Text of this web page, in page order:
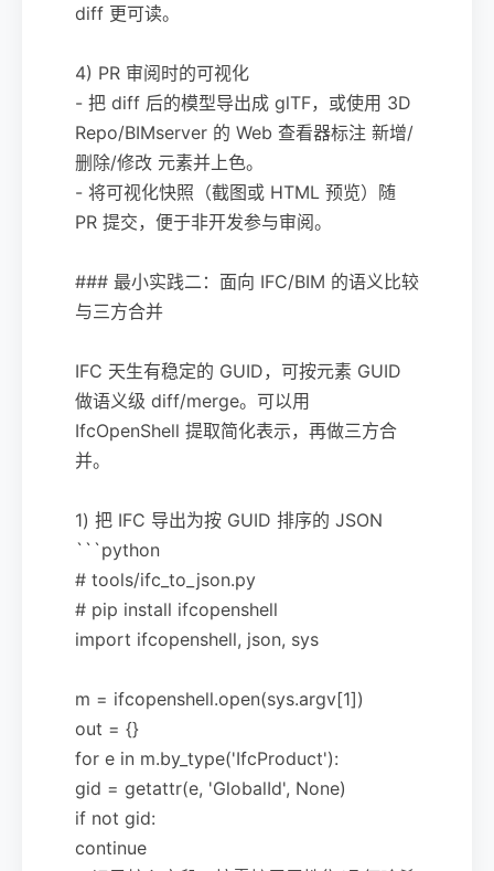
diff 更可读。
4) PR 审阅时的可视化
- 把 diff 后的模型导出成 glTF，或使用 3D
Repo/BIMserver 的 Web 查看器标注 新增/
删除/修改 元素并上色。
- 将可视化快照（截图或 HTML 预览）随
PR 提交，便于非开发参与审阅。
### 最小实践二：面向 IFC/BIM 的语义比较
与三方合并
IFC 天生有稳定的 GUID，可按元素 GUID
做语义级 diff/merge。可以用
IfcOpenShell 提取简化表示，再做三方合
并。
1) 把 IFC 导出为按 GUID 排序的 JSON
```python
# tools/ifc_to_json.py
# pip install ifcopenshell
import ifcopenshell, json, sys
m = ifcopenshell.open(sys.argv[1])
out = {}
for e in m.by_type('IfcProduct'):
gid = getattr(e, 'GlobalId', None)
if not gid:
continue